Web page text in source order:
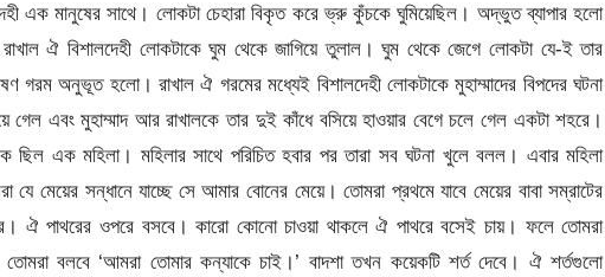
এক মানুষের সাথে। লোকটা চেহারা বিকৃত করে ভ্রু কুঁচকে ঘুমিয়েছিল। অদ্ভুত ব্যাপার হলো
ঐ বিশালদেহী লোকটাকে ঘুম থেকে জাগিয়ে তুলাল। ঘুম থেকে জেগে লোকটা যে-ই তার
অনুভূত হলো। রাখাল ঐ গরমের মধ্যেই বিশালদেহী লোকটাকে মুহাম্মাদের বিপদের ঘটনা
গেল এবং মুহাম্মাদ আর রাখালকে তার দুই কাঁধে বসিয়ে হাওয়ার বেগে চলে গেল একটা শহরে।
ছিল এক মহিলা। মহিলার সাথে পরিচিত হবার পর তারা সব ঘটনা খুলে বলল। এবার মহিলা
যে মেয়ের সন্ধানে যাচ্ছে সে আমার বোনের মেয়ে। তোমরা প্রথমে যাবে মেয়ের বাবা সম্রাটের
ঐ পাথরের ওপরে বসবে। কারো কোনো চাওয়া থাকলে ঐ পাথরে বসেই চায়। ফলে তোমরা
বলবে ‘আমরা তোমার কন্যাকে চাই।’ বাদশা তখন কয়েকটি শর্ত দেবে। ঐ শর্তগুলো